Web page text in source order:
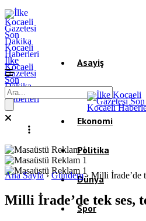
İlke
Kocaeli
Gazetesi
Son
Dakika
Kocaeli
Haberleri
Asayiş
Gündem
Ekonomi
Politika
Dünya
Spor
Ana Sayfa› Gündem› Milli İrade’de
Milli İrade’de tek ses,